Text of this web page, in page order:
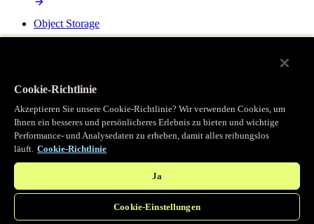
Object Storage
Programmierbarer Cache
Erhalten Sie vollständigen programmatischen Zugriff auf das
legendäre Caching, das unser CDN antreibt.
Cookie-Richtlinie
Akzeptieren Sie unsere Cookie-Richtlinie? Wir verwenden Cookies, um
Ihnen ein besseres und persönlicheres Erlebnis zu bieten und wichtige
Performance- und Analysedaten zu erheben, damit alles reibungslos
läuft. Cookie-Richtlinie
Ja
Cookie-Einstellungen